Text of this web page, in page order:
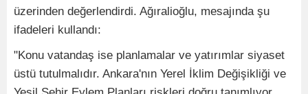
üzerinden değerlendirdi. Ağıralioğlu, mesajında şu
ifadeleri kullandı:
"Konu vatandaş ise planlamalar ve yatırımlar siyaset
üstü tutulmalıdır. Ankara'nın Yerel İklim Değişikliği ve